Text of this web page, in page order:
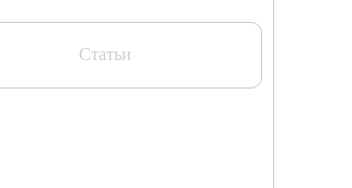
Статьи